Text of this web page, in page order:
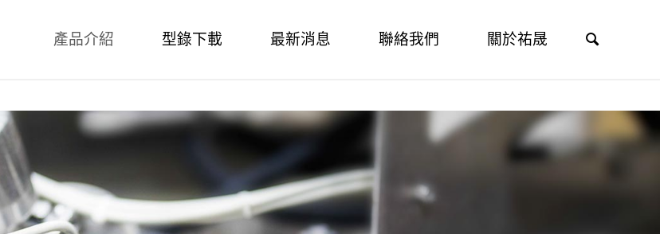
產品介紹 型錄下載 最新消息 聯絡我們 關於祐晟